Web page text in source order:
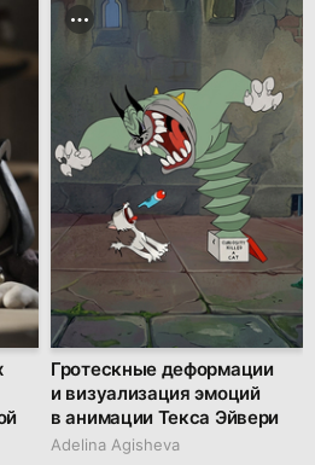
Гротескные деформации
и визуализация эмоций
в анимации Текса Эйвери
Adelina Agisheva